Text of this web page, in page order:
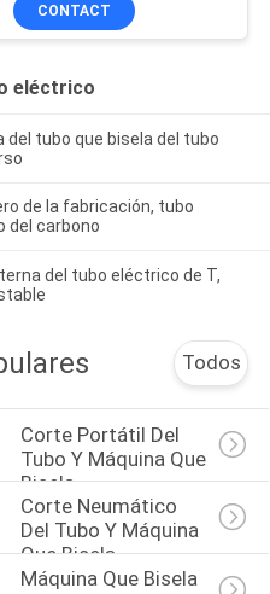
CONTACT
eléctrico
del tubo que bisela del tubo
de la fabricación, tubo
del carbono
del tubo eléctrico de T,
Todos
Corte Portátil Del
Tubo Y Máquina Que
Bisela
Corte Neumático
Del Tubo Y Máquina
Que Bisela
Máquina Que Bisela